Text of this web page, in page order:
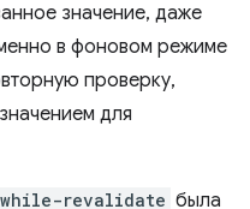
значение, даже
в фоновом режиме
проверку,
для
revalidate была